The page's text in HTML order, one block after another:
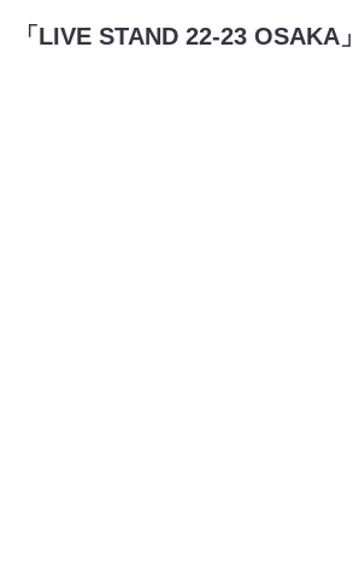
「LIVE STAND 22-23 OSAKA